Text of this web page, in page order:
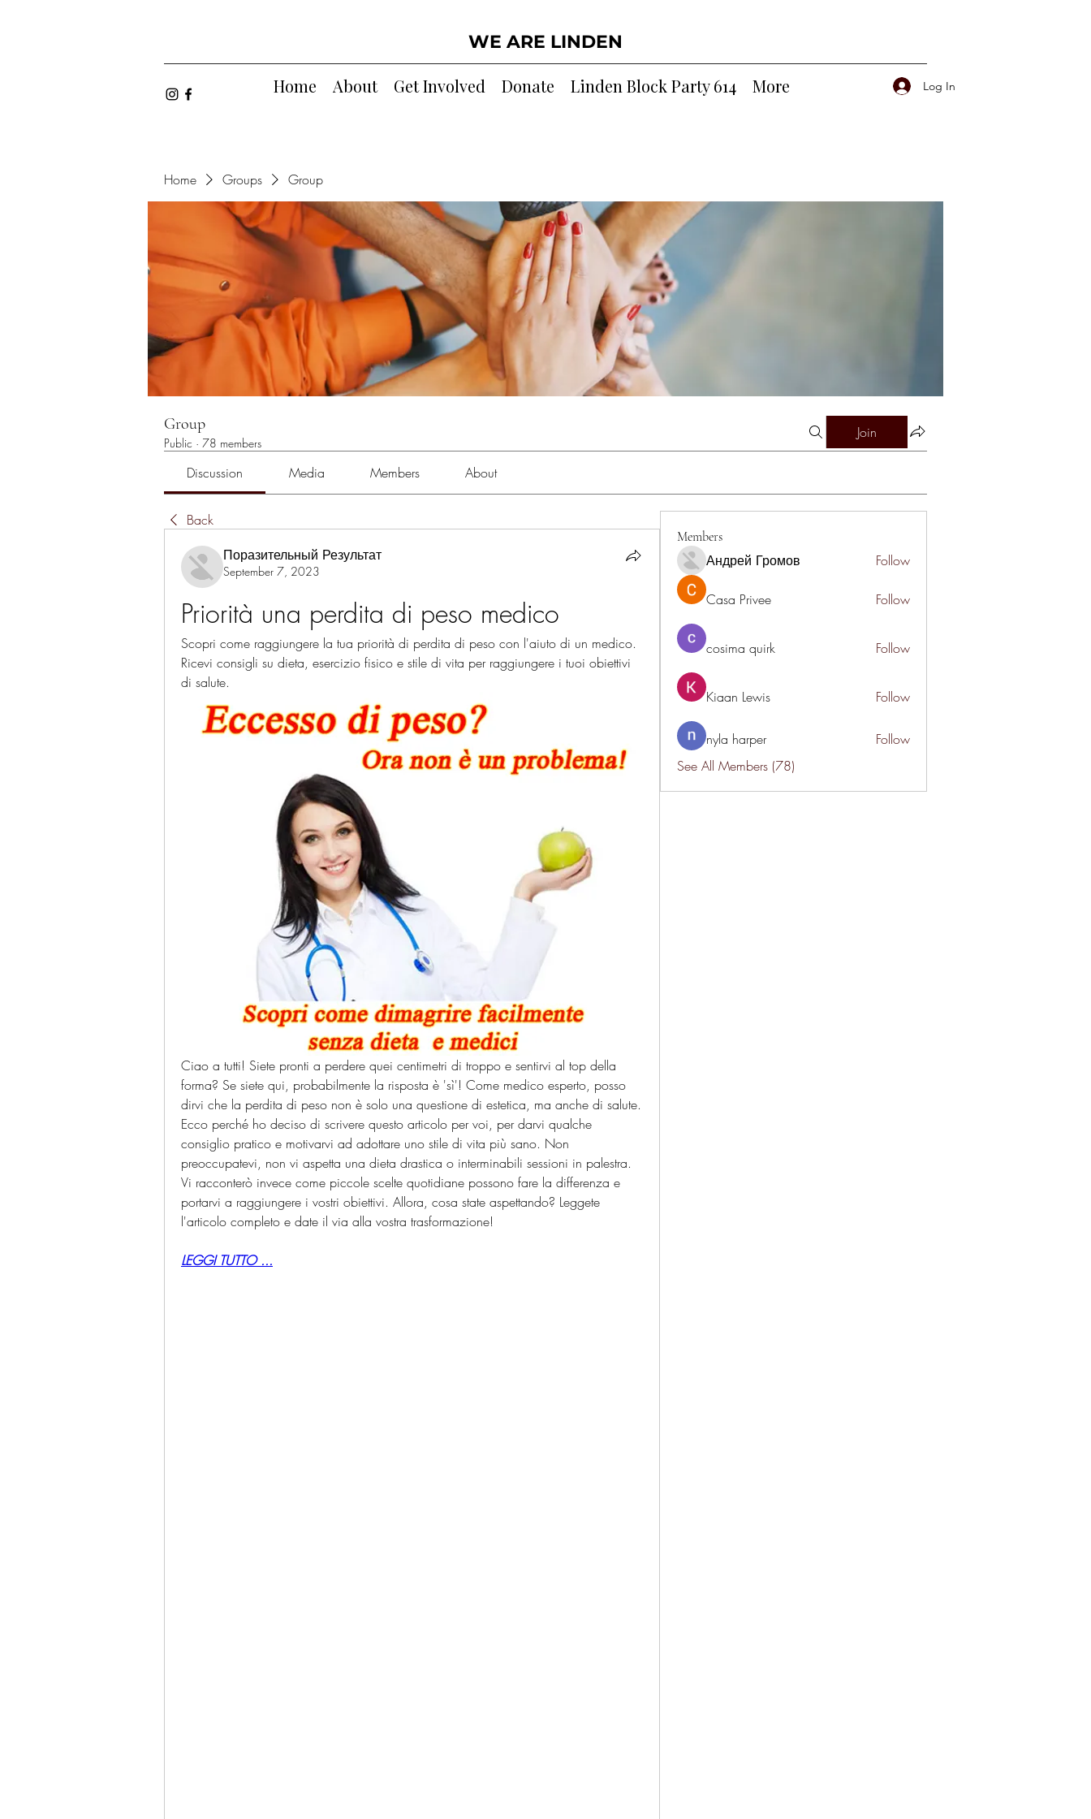
WE ARE LINDEN
Home
About Get Involved Donate Linden Block Party 614 More Log In
Home Groups Group
Group
Public · 78 members
Join
Discussion Media Members About
Back
Поразительный Результат
September 7, 2023
Priorità una perdita di peso medico
Scopri come raggiungere la tua priorità di perdita di peso con l'aiuto di un medico.
Ricevi consigli su dieta, esercizio fisico e stile di vita per raggiungere i tuoi obiettivi
di salute.
Ciao a tutti! Siete pronti a perdere quei centimetri di troppo e sentirvi al top della
forma? Se siete qui, probabilmente la risposta è 'sì'! Come medico esperto, posso
dirvi che la perdita di peso non è solo una questione di estetica, ma anche di salute.
Ecco perché ho deciso di scrivere questo articolo per voi, per darvi qualche
consiglio pratico e motivarvi ad adottare uno stile di vita più sano. Non
preoccupatevi, non vi aspetta una dieta drastica o interminabili sessioni in palestra.
Vi racconterò invece come piccole scelte quotidiane possono fare la differenza e
portarvi a raggiungere i vostri obiettivi. Allora, cosa state aspettando? Leggete
l'articolo completo e date il via alla vostra trasformazione!
LEGGI TUTTO ...
Members
Андрей Громов Follow
Casa Privee Follow
cosima quirk Follow
Kiaan Lewis Follow
nyla harper
Follow
See All Members (78)